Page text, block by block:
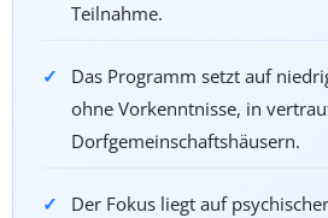
Teilnahme.
Das Programm setzt auf
ohne Vorkenntnisse, in
Dorfgemeinschaftshäusern.
Der Fokus liegt auf